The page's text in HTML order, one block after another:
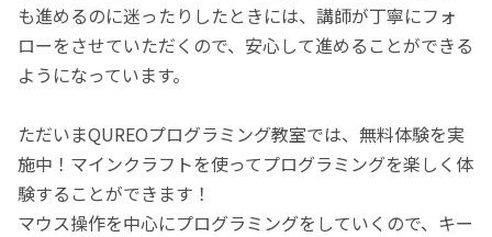
も進めるのに迷ったりしたときには、講師が丁寧にフォ
ローをさせていただくので、安心して進めることができる
ようになっています。
ただいまQUREOプログラミング教室では、無料体験を実
施中！マインクラフトを使ってプログラミングを楽しく体
験することができます！
マウス操作を中心にプログラミングをしていくので、キー